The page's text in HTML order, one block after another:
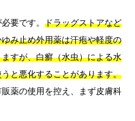
要です。 ドラッグストアなど
み止め外用薬は汗疱や軽度の
すが、白癬（水虫）による水
と悪化することがあります。
薬の使用を控え、まず皮膚科